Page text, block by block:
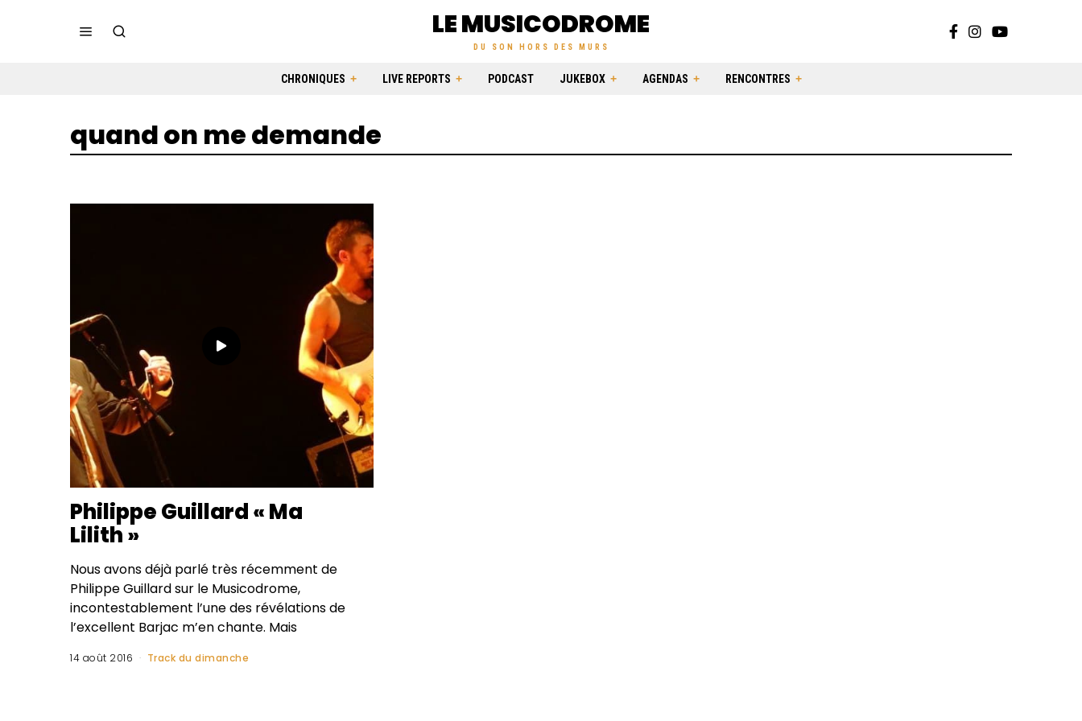
LE MUSICODROME
DU SON HORS DES MURS
CHRONIQUES LIVE REPORTS PODCAST JUKEBOX AGENDAS RENCONTRES
quand on me demande
Philippe Guillard « Ma
Lilith »
Nous avons déjà parlé très récemment de
Philippe Guillard sur le Musicodrome,
incontestablement l’une des révélations de
l’excellent Barjac m’en chante. Mais
14 août 2016 Track du dimanche